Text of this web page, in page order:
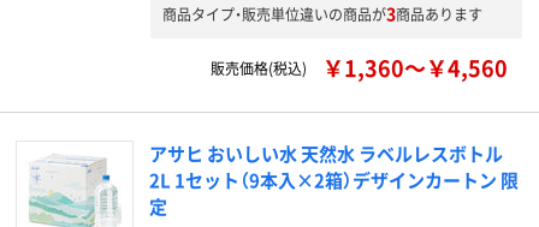
商品タイプ・販売単位違いの商品が3商品あります
販売価格(税込) ￥1,360～￥4,560
アサヒ おいしい水 天然水 ラベルレスボトル
2L 1セット（9本入×2箱）デザインカートン 限
定